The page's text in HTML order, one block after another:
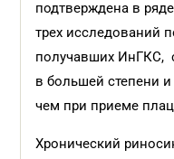
подтверждена в
трех исследований
получавших ИнГКС,
в большей степени
чем при приеме
Хронический